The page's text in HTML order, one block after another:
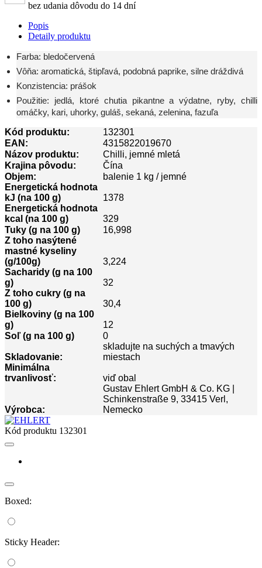
bez udania dôvodu do 14 dní
Popis
Detaily produktu
Farba: bledočervená
Vôňa: aromatická, štipľavá, podobná paprike, silne dráždivá
Konzistencia: prášok
Použitie: jedlá, ktoré chutia pikantne a výdatne, ryby, chilli
omáčky, kari, uhorky, guláš, sekaná, zelenina, fazuľa
Kód produktu:
132301
EAN:
4315822019670
Názov produktu:
Chilli, jemné mletá
Krajina pôvodu:
Čína
Objem:
balenie 1 kg / jemné
Energetická hodnota
kJ (na 100 g)
1378
Energetická hodnota
kcal (na 100 g)
329
Tuky (g na 100 g)
16,998
Z toho nasýtené
mastné kyseliny
(g/100g)
3,224
Sacharidy (g na 100
g)
32
Z toho cukry (g na
100 g)
30,4
Bielkoviny (g na 100
g)
12
Soľ (g na 100 g)
0
Skladovanie:
skladujte na suchých a tmavých
miestach
Minimálna
trvanlivosť:
viď obal
Výrobca:
Gustav Ehlert GmbH & Co. KG |
Schinkenstraße 9, 33415 Verl,
Nemecko
Kód produktu 132301
Boxed:
Sticky Header: